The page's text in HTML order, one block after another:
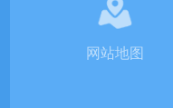
网站地图